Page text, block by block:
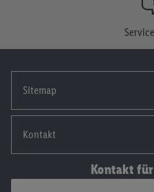
Sitemap
Kontakt
Kontakt